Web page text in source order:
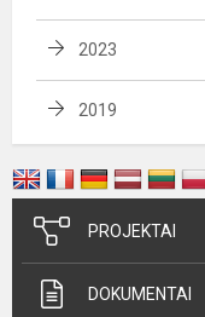
2023
2019
PROJEKTAI
DOKUMENTAI